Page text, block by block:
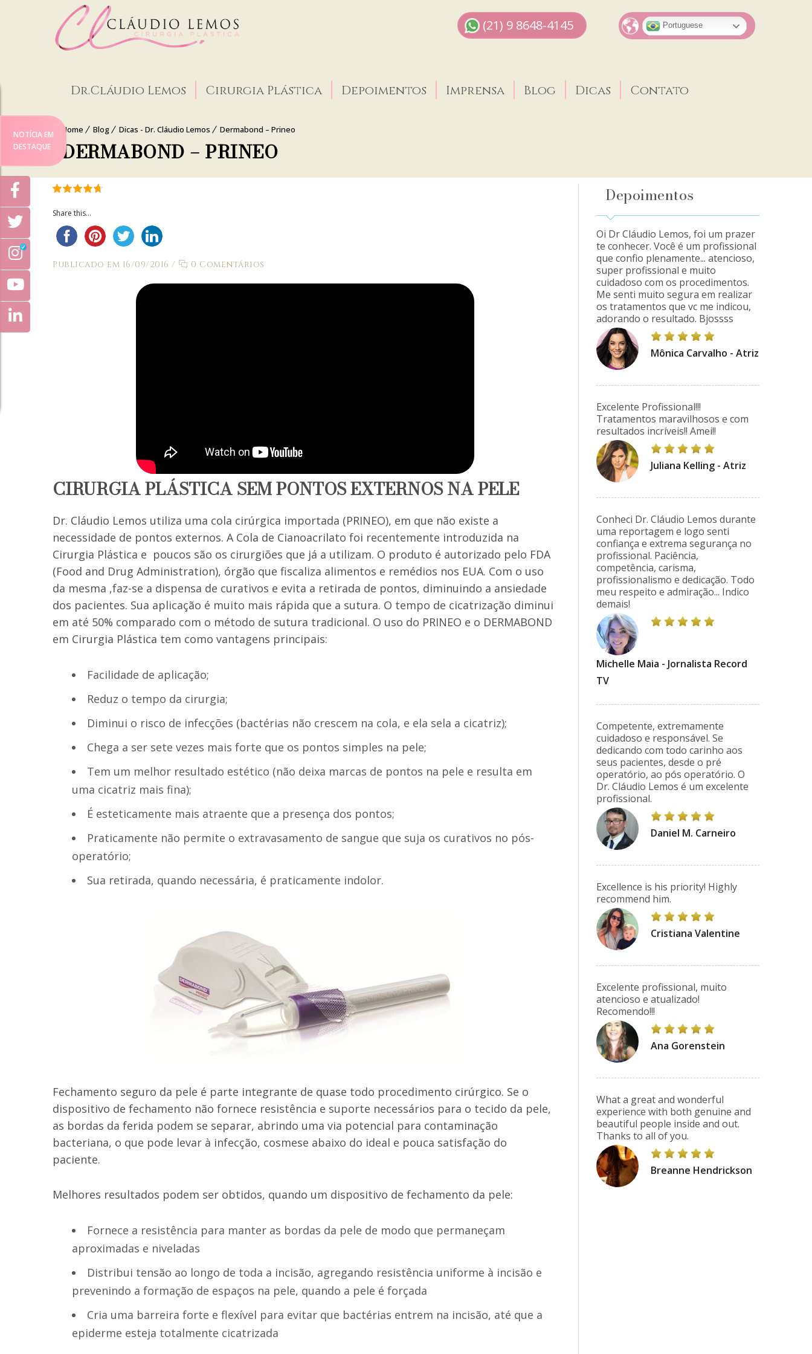
Portuguese
(21) 9 8648-4145
Dr.Cláudio Lemos Cirurgia Plástica Depoimentos Imprensa Blog Dicas Contato
Home Blog Dicas - Dr. Cláudio Lemos Dermabond – Prineo
DERMABOND – PRINEO
Share this...
Publicado em 16/09/2016 / 0 Comentários
CIRURGIA PLÁSTICA SEM PONTOS EXTERNOS NA PELE
Dr. Cláudio Lemos utiliza uma cola cirúrgica importada (PRINEO), em que não existe a
necessidade de pontos externos. A Cola de Cianoacrilato foi recentemente introduzida na
Cirurgia Plástica e poucos são os cirurgiões que já a utilizam. O produto é autorizado pelo FDA
(Food and Drug Administration), órgão que fiscaliza alimentos e remédios nos EUA. Com o uso
da mesma ,faz-se a dispensa de curativos e evita a retirada de pontos, diminuindo a ansiedade
dos pacientes. Sua aplicação é muito mais rápida que a sutura. O tempo de cicatrização diminui
em até 50% comparado com o método de sutura tradicional. O uso do PRINEO e o DERMABOND
em Cirurgia Plástica tem como vantagens principais:
Facilidade de aplicação;
Reduz o tempo da cirurgia;
Diminui o risco de infecções (bactérias não crescem na cola, e ela sela a cicatriz);
Chega a ser sete vezes mais forte que os pontos simples na pele;
Tem um melhor resultado estético (não deixa marcas de pontos na pele e resulta em
uma cicatriz mais fina);
É esteticamente mais atraente que a presença dos pontos;
Praticamente não permite o extravasamento de sangue que suja os curativos no pós-
operatório;
Sua retirada, quando necessária, é praticamente indolor.
Fechamento seguro da pele é parte integrante de quase todo procedimento cirúrgico. Se o
dispositivo de fechamento não fornece resistência e suporte necessários para o tecido da pele,
as bordas da ferida podem se separar, abrindo uma via potencial para contaminação
bacteriana, o que pode levar à infecção, cosmese abaixo do ideal e pouca satisfação do
paciente.
Melhores resultados podem ser obtidos, quando um dispositivo de fechamento da pele:
Fornece a resistência para manter as bordas da pele de modo que permaneçam
aproximadas e niveladas
Distribui tensão ao longo de toda a incisão, agregando resistência uniforme à incisão e
prevenindo a formação de espaços na pele, quando a pele é forçada
Cria uma barreira forte e flexível para evitar que bactérias entrem na incisão, até que a
epiderme esteja totalmente cicatrizada
Depoimentos
Oi Dr Cláudio Lemos, foi um prazer
te conhecer. Você é um profissional
que confio plenamente... atencioso,
super profissional e muito
cuidadoso com os procedimentos.
Me senti muito segura em realizar
os tratamentos que vc me indicou,
adorando o resultado. Bjossss
Mônica Carvalho - Atriz
Excelente Profissional!!!
Tratamentos maravilhosos e com
resultados incríveis!! Amei!!
Juliana Kelling - Atriz
Conheci Dr. Cláudio Lemos durante
uma reportagem e logo senti
confiança e extrema segurança no
profissional. Paciência,
competência, carisma,
profissionalismo e dedicação. Todo
meu respeito e admiração... Indico
demais!
Michelle Maia - Jornalista Record
TV
Competente, extremamente
cuidadoso e responsável. Se
dedicando com todo carinho aos
seus pacientes, desde o pré
operatório, ao pós operatório. O
Dr. Cláudio Lemos é um excelente
profissional.
Daniel M. Carneiro
Excellence is his priority! Highly
recommend him.
Cristiana Valentine
Excelente profissional, muito
atencioso e atualizado!
Recomendo!!!
Ana Gorenstein
What a great and wonderful
experience with both genuine and
beautiful people inside and out.
Thanks to all of you.
Breanne Hendrickson
NOTÍCIA EM
DESTAQUE